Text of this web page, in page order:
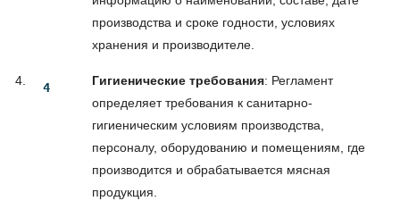
производства и сроке годности, условиях
хранения и производителе.
Гигиенические требования: Регламент
определяет требования к санитарно-
гигиеническим условиям производства,
персоналу, оборудованию и помещениям, где
производится и обрабатывается мясная
продукция.